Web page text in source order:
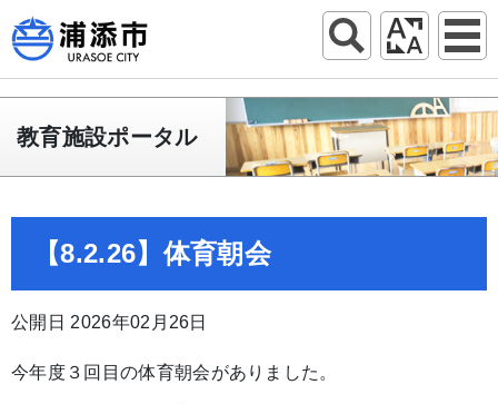
教育施設ポータル
【8.2.26】体育朝会
公開日 2026年02月26日
今年度３回目の体育朝会がありました。